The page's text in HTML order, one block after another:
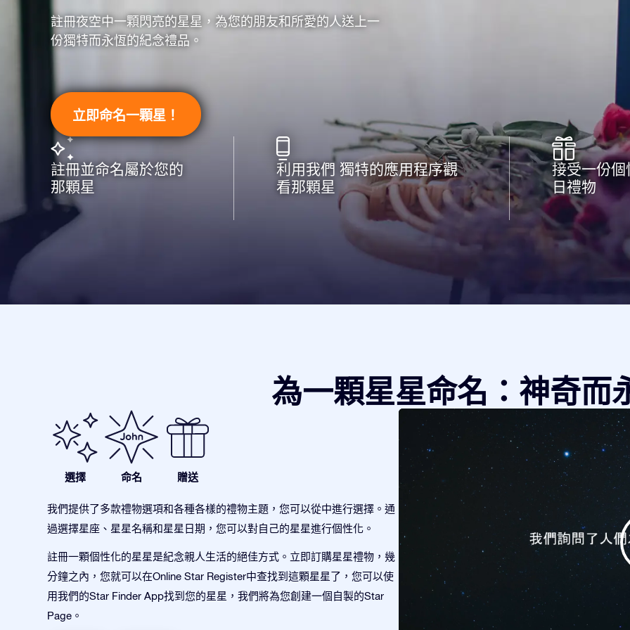
註冊夜空中一顆閃亮的星星，為您的朋友和所愛的人送上一
份獨特而永恆的紀念禮品。
立即命名一顆星！
註冊並命名屬於您的
那顆星
利用我們 獨特的應用程序觀
看那顆星
接受一份
日禮物
為一顆星星命名：神奇而
選擇 命名 贈送
我們提供了多款禮物選項和各種各樣的禮物主題，您可以從中進行選擇。通
過選擇星座、星星名稱和星星日期，您可以對自己的星星進行個性化。
註冊一顆個性化的星星是紀念親人生活的絕佳方式。立即訂購星星禮物，幾
分鐘之內，您就可以在Online Star Register中查找到這顆星星了，您可以使
用我們的Star Finder App找到您的星星，我們將為您創建一個自製的Star
Page。